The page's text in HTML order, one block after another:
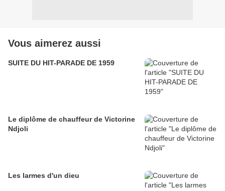
Vous aimerez aussi
SUITE DU HIT-PARADE DE 1959
Le diplôme de chauffeur de Victorine
Ndjoli
Les larmes d'un dieu